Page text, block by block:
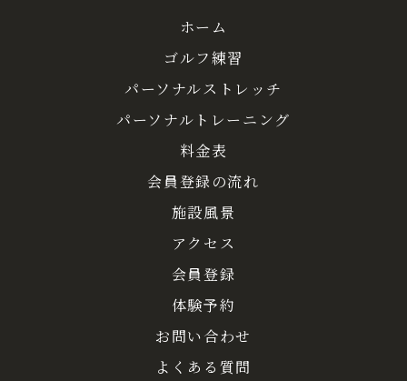
ホーム
ゴルフ練習
パーソナルストレッチ
パーソナルトレーニング
料金表
会員登録の流れ
施設風景
アクセス
会員登録
体験予約
お問い合わせ
よくある質問